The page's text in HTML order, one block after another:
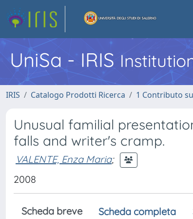
UniSa - IRIS
IRIS Catalogo Prodotti Ricerca 1 Contributo
Unusual familial
falls and writer's cramp.
VALENTE, Enza Maria;
2008
Scheda breve Scheda completa